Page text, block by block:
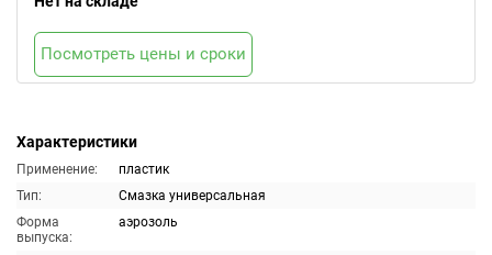
Характеристики
Применение:
пластик
Тип:
Смазка универсальная
Форма
выпуска:
аэрозоль
Посмотреть цены и сроки